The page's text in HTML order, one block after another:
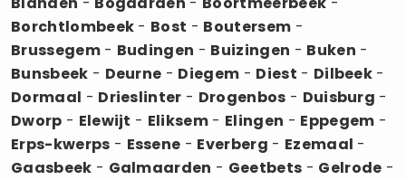
Borchtlombeek - Bost - Boutersem -
Brussegem- Budingen - Buizingen - Buken -
Bunsbeek - Deurne - Diegem - Diest - Dilbeek -
Dormaal - Drieslinter - Drogenbos - Duisburg -
Dworp - Elewijt - Eliksem - Elingen - Eppegem -
Erps-kwerps - Essene - Everberg - Ezemaal -
Gaasbeek - Galmaarden - Geetbets - Gelrode -